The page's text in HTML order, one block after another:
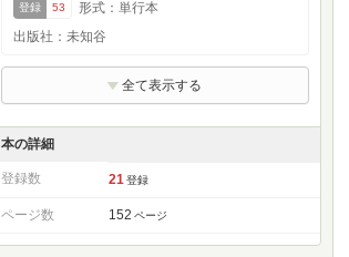
登録 53
形式：単行本
出版社：未知谷
全て表示する
本の詳細
登録数 21 登録
ページ数 152 ページ